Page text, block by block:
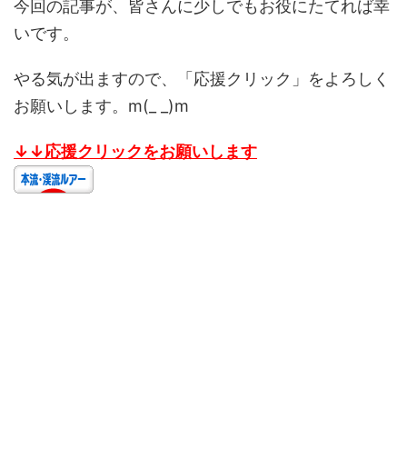
今回の記事が、皆さんに少しでもお役にたてれば幸
いです。
やる気が出ますので、「応援クリック」をよろしく
お願いします。m(_ _)m
↓↓応援クリックをお願いします